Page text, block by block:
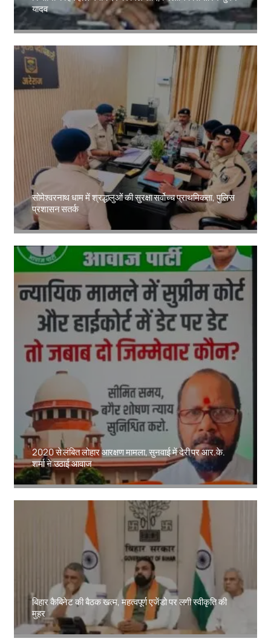
यादव
Amit Lekh
सोमेश्वरनाथ धाम में श्रद्धालुओं की सुरक्षा सर्वोच्च प्राथमिकता, पुलिस
प्रशासन सतर्क
2020 से लंबित लोहार आरक्षण मामला, सुनवाई में देरी पर आर.के.
शर्मा ने उठाई आवाज
Amit Lekh
बिहार कैबिनेट की बैठक खत्म, महत्वपूर्ण एजेंडो पर लगी स्वीकृति की
मुहर
Amit Lekh